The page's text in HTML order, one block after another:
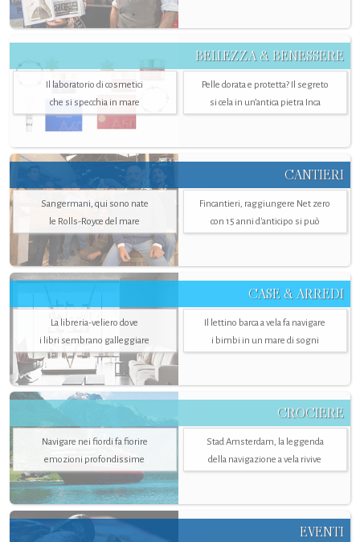
BELLEZZA & BENESSERE
Il laboratorio di cosmetici
che si specchia in mare
Pelle dorata e protetta? Il segreto
si cela in un’antica pietra Inca
CANTIERI
Sangermani, qui sono nate
le Rolls-Royce del mare
Fincantieri, raggiungere Net zero
con 15 anni d'anticipo si può
CASE & ARREDI
La libreria-veliero dove
i libri sembrano galleggiare
Il lettino barca a vela fa navigare
i bimbi in un mare di sogni
CROCIERE
Navigare nei fiordi fa fiorire
emozioni profondissime
Stad Amsterdam, la leggenda
della navigazione a vela rivive
EVENTI